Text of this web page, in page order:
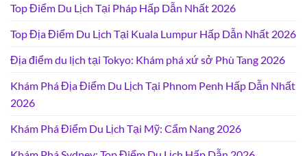
Top Điểm Du Lịch Tại Pháp Hấp Dẫn Nhất 2026
Top Địa Điểm Du Lịch Tại Kuala Lumpur Hấp Dẫn Nhất 2026
Địa điểm du lịch tại Tokyo: Khám phá xứ sở Phù Tang 2026
Khám Phá Địa Điểm Du Lịch Tại Phnom Penh Hấp Dẫn Nhất
2026
Khám Phá Điểm Du Lịch Tại Mỹ: Cẩm Nang 2026